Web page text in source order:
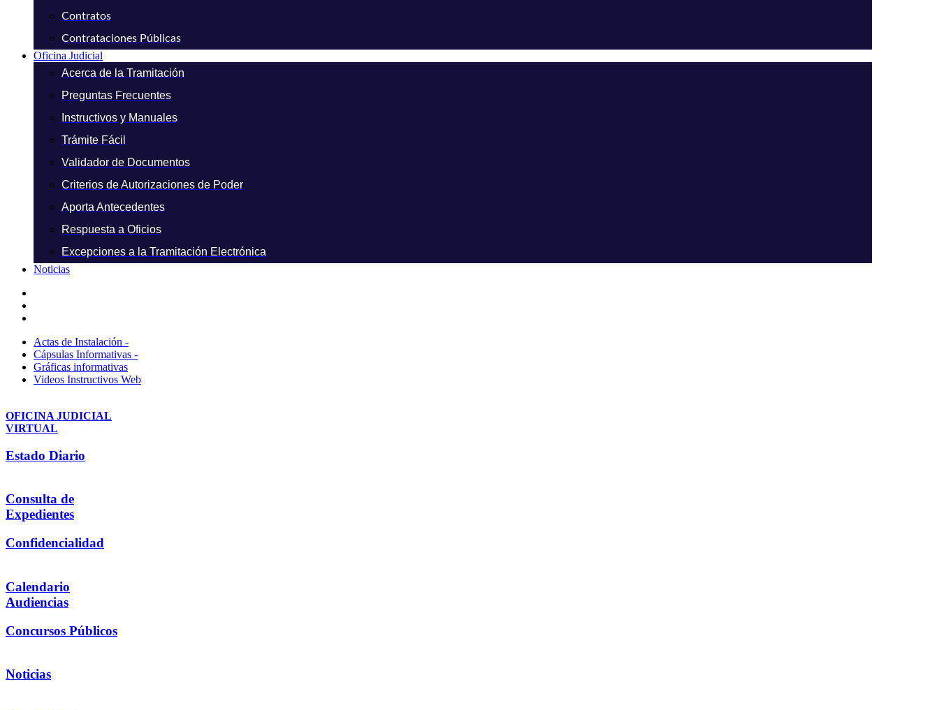
Contratos
Contrataciones Públicas
Oficina Judicial
Acerca de la Tramitación
Preguntas Frecuentes
Instructivos y Manuales
Trámite Fácil
Validador de Documentos
Criterios de Autorizaciones de Poder
Aporta Antecedentes
Respuesta a Oficios
Excepciones a la Tramitación Electrónica
Noticias
Actas de Instalación -
Cápsulas Informativas -
Gráficas informativas
Videos Instructivos Web
OFICINA JUDICIAL
VIRTUAL
Estado Diario
Consulta de
Expedientes
Confidencialidad
Calendario
Audiencias
Concursos Públicos
Noticias